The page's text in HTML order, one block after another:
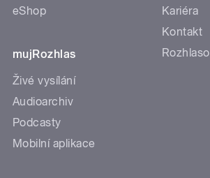
eShop
mujRozhlas
Živé vysílání
Audioarchiv
Podcasty
Mobilní aplikace
Kariéra
Kontakt